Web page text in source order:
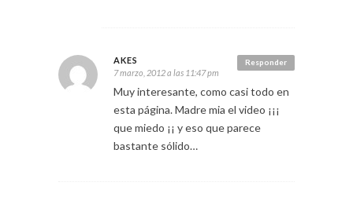
Responder
AKES
7 marzo, 2012 a las 11:47 pm
Muy interesante, como casi todo en
esta página. Madre mia el video ¡¡¡
que miedo ¡¡ y eso que parece
bastante sólido…